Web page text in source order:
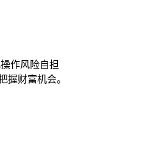
作风险自担
握财富机会。